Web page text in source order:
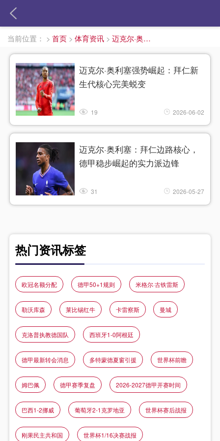
当前位置： > 首页 > 体育资讯 > 迈克尔·奥利塞
迈克尔·奥利塞强势崛起：拜仁新
生代核心完美蜕变
19 2026-06-02
迈克尔·奥利塞：拜仁边路核心，
德甲稳步崛起的实力派边锋
31 2026-05-27
热门资讯标签
欧冠名额分配 德甲50+1规则 米格尔·古铁雷斯
勒沃库森 莱比锡红牛 卡雷察斯 曼城
克洛普执教德国队 西班牙1-0阿根廷
德甲最新转会消息 多特蒙德夏窗引援 世界杯前瞻
姆巴佩 德甲赛季复盘 2026-2027德甲开赛时间
巴西1-2挪威 葡萄牙2-1克罗地亚 世界杯赛后战报
刚果民主共和国 世界杯1/16决赛战报